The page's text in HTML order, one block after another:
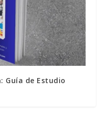
Guía de Estudio